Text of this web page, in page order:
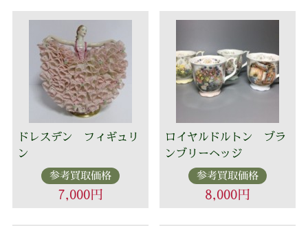
ドレスデン フィギュリ
ン
参考買取価格
7,000円
ロイヤルドルトン ブラ
ンブリーヘッジ
参考買取価格
8,000円